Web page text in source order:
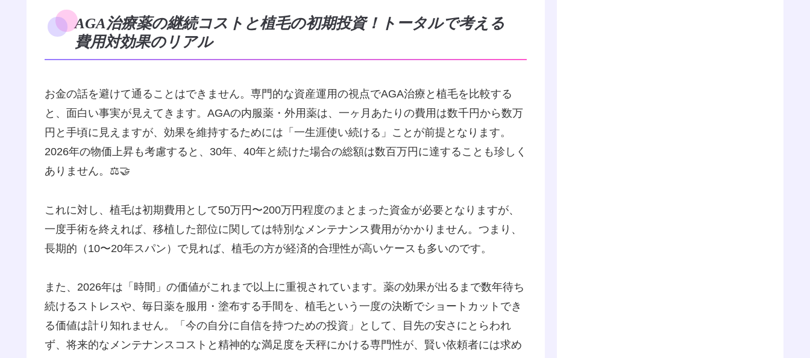
AGA治療薬の継続コストと植毛の初期投資！トータルで考える
費用対効果のリアル
お金の話を避けて通ることはできません。専門的な資産運用の視点でAGA治療と植毛を比較する
と、面白い事実が見えてきます。AGAの内服薬・外用薬は、一ヶ月あたりの費用は数千円から数万
円と手頃に見えますが、効果を維持するためには「一生涯使い続ける」ことが前提となります。
2026年の物価上昇も考慮すると、30年、40年と続けた場合の総額は数百万円に達することも珍しく
ありません。⚖️🤝
これに対し、植毛は初期費用として50万円〜200万円程度のまとまった資金が必要となりますが、
一度手術を終えれば、移植した部位に関しては特別なメンテナンス費用がかかりません。つまり、
長期的（10〜20年スパン）で見れば、植毛の方が経済的合理性が高いケースも多いのです。
また、2026年は「時間」の価値がこれまで以上に重視されています。薬の効果が出るまで数年待ち
続けるストレスや、毎日薬を服用・塗布する手間を、植毛という一度の決断でショートカットでき
る価値は計り知れません。「今の自分に自信を持つための投資」として、目先の安さにとらわれ
ず、将来的なメンテナンスコストと精神的な満足度を天秤にかける専門性が、賢い依頼者には求め